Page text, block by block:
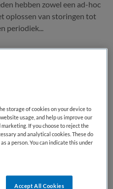
hebben zowel een ad-hoc
oplossen van storingen tot
periodiek...
omstreken
storage of cookies on your device to
usage, and help us improve our
If you choose to reject the
and analytical cookies. These do
a person. You can indicate this under
Accept All Cookies